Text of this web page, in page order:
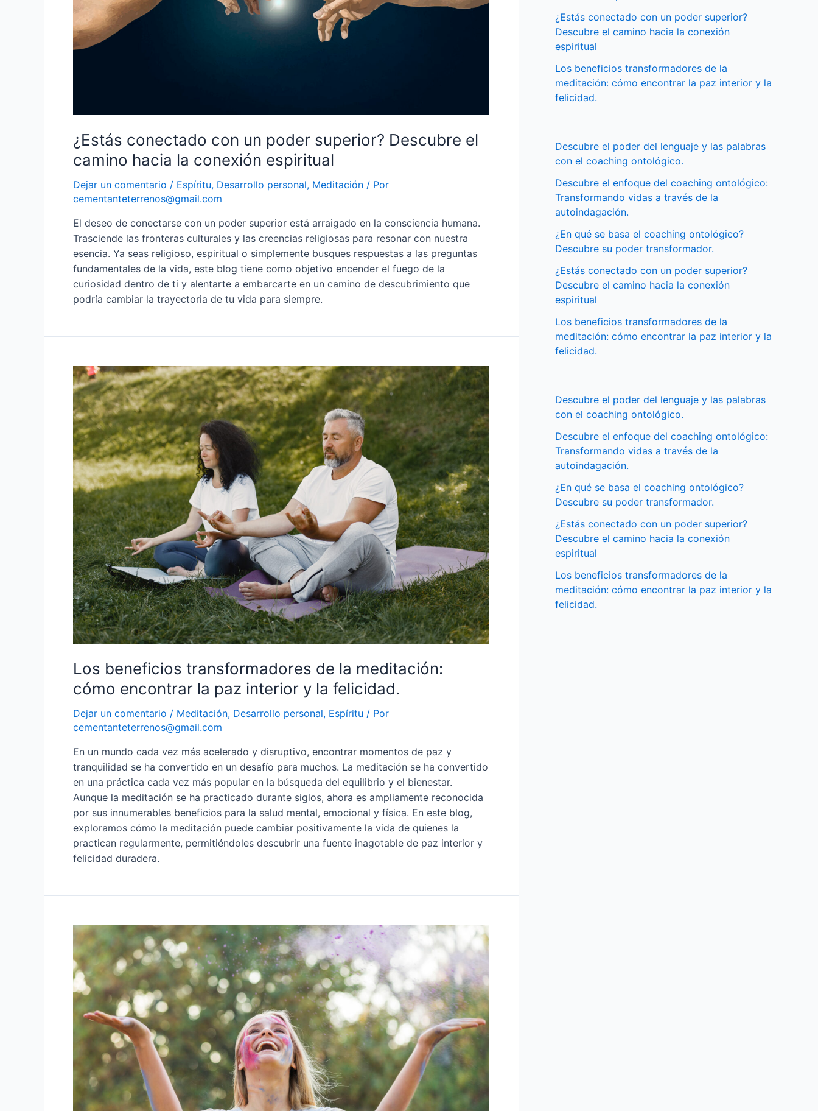
¿Estás conectado con un poder superior? Descubre el
camino hacia la conexión espiritual
Dejar un comentario / Espíritu, Desarrollo personal, Meditación / Por
cementanteterrenos@gmail.com
El deseo de conectarse con un poder superior está arraigado en la consciencia humana.
Trasciende las fronteras culturales y las creencias religiosas para resonar con nuestra
esencia. Ya seas religioso, espiritual o simplemente busques respuestas a las preguntas
fundamentales de la vida, este blog tiene como objetivo encender el fuego de la
curiosidad dentro de ti y alentarte a embarcarte en un camino de descubrimiento que
podría cambiar la trayectoria de tu vida para siempre.
Los beneficios transformadores de la meditación:
cómo encontrar la paz interior y la felicidad.
Dejar un comentario / Meditación, Desarrollo personal, Espíritu / Por
cementanteterrenos@gmail.com
En un mundo cada vez más acelerado y disruptivo, encontrar momentos de paz y
tranquilidad se ha convertido en un desafío para muchos. La meditación se ha convertido
en una práctica cada vez más popular en la búsqueda del equilibrio y el bienestar.
Aunque la meditación se ha practicado durante siglos, ahora es ampliamente reconocida
por sus innumerables beneficios para la salud mental, emocional y física. En este blog,
exploramos cómo la meditación puede cambiar positivamente la vida de quienes la
practican regularmente, permitiéndoles descubrir una fuente inagotable de paz interior y
felicidad duradera.
¿Estás conectado con un poder superior?
Descubre el camino hacia la conexión
espiritual
Los beneficios transformadores de la
meditación: cómo encontrar la paz interior y la
felicidad.
Descubre el poder del lenguaje y las palabras
con el coaching ontológico.
Descubre el enfoque del coaching ontológico:
Transformando vidas a través de la
autoindagación.
¿En qué se basa el coaching ontológico?
Descubre su poder transformador.
¿Estás conectado con un poder superior?
Descubre el camino hacia la conexión
espiritual
Los beneficios transformadores de la
meditación: cómo encontrar la paz interior y la
felicidad.
Descubre el poder del lenguaje y las palabras
con el coaching ontológico.
Descubre el enfoque del coaching ontológico:
Transformando vidas a través de la
autoindagación.
¿En qué se basa el coaching ontológico?
Descubre su poder transformador.
¿Estás conectado con un poder superior?
Descubre el camino hacia la conexión
espiritual
Los beneficios transformadores de la
meditación: cómo encontrar la paz interior y la
felicidad.